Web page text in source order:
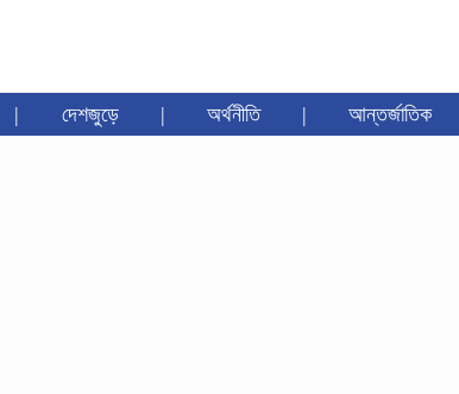
| দেশজুড়ে | অর্থনীতি | আন্তর্জাতিক